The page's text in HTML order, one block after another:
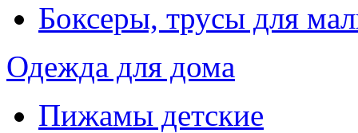
Боксеры, трусы для
Одежда для дома
Пижамы детские